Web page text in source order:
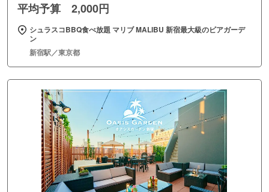
平均予算 2,000円
シュラスコBBQ食べ放題 マリブ MALIBU 新宿最大級のビアガーデ
ン
新宿駅／東京都